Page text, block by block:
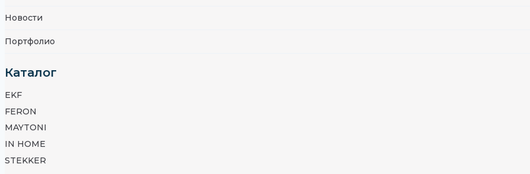
Новости
Портфолио
Каталог
EKF
FERON
MAYTONI
IN HOME
STEKKER